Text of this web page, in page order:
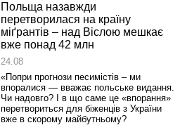
Польща назавжди
перетворилася на країну
міґрантів – над Віслою мешкає
вже понад 42 млн
24.08
«Попри прогнози песимістів – ми
впоралися — вважає польське видання.
Чи надовго? І в що саме це «впорання»
перетвориться для біженців з України
вже в скорому майбутньому?